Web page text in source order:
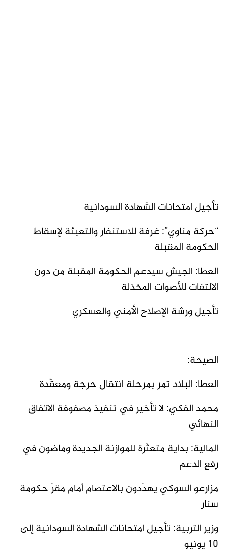
تأجيل امتحانات الشهادة السودانية
“حركة مناوي”: غرفة للاستنفار والتعبئة لإسقاط
الحكومة المقبلة
العطا: الجيش سيدعم الحكومة المقبلة من دون
الالتفات للأصوات المخذلة
تأجيل ورشة الإصلاح الأمني والعسكري
الصيحة:
العطا: البلاد تمر بمرحلة انتقال حرجة ومعقّدة
محمد الفكي: لا تأخير في تنفيذ مصفوفة الاتفاق
النهائي
المالية: بداية متعثّرة للموازنة الجديدة وماضون في
رفع الدعم
مزارعو السوكي يهدّدون بالاعتصام أمام مقرّ حكومة
سنار
وزير التربية: تأجيل امتحانات الشهادة السودانية إلى
10 يونيو